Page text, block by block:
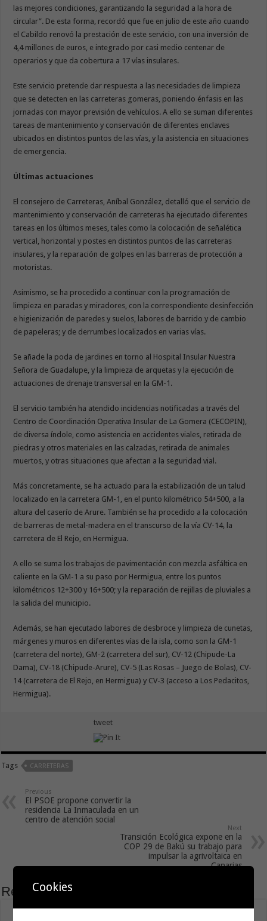
las mejores condiciones, garantizando la seguridad a la hora de
circular”. De esta forma, recordó que fue en julio de este año cuando
el Cabildo renovó la prestación de este servicio, con una inversión de
4,4 millones de euros, e integrado por casi medio centenar de
operarios y que da cobertura a 17 vías insulares.
Este servicio pretende dar respuesta a las necesidades de limpieza
que se detecten en las carreteras gomeras, poniendo énfasis en las
jornadas con mayor previsión de vehículos. A ello se suman diferentes
tareas de mantenimiento y conservación de diferentes enclaves
ubicados en distintos puntos de las vías, y la asistencia en situaciones
de emergencia.
Últimas actuaciones
El consejero de Carreteras, Aníbal González, detalló que el servicio de
mantenimiento y conservación de carreteras ha ejecutado diferentes
tareas en los últimos meses, tales como la colocación de señalética
vertical, horizontal y postes en distintos puntos de las carreteras
insulares, y la reparación de golpes en las barreras de protección a
motoristas.
Asimismo, se ha procedido a continuar con la programación de
limpieza en paradas y miradores, con la correspondiente desinfección
e higienización de paredes y suelos, labores de barrido y de cambio
de papeleras; y de derrumbes localizados en varias vías.
Se añade la poda de jardines en torno al Hospital Insular Nuestra
Señora de Guadalupe, y la limpieza de arquetas y la ejecución de
actuaciones de drenaje transversal en la GM-1.
El servicio también ha atendido incidencias notificadas a través del
Centro de Coordinación Operativa Insular de La Gomera (CECOPIN),
de diversa índole, como asistencia en accidentes viales, retirada de
piedras y otros materiales en las calzadas, retirada de animales
muertos, y otras situaciones que afectan a la seguridad vial.
Más concretamente, se ha actuado para la estabilización de un talud
localizado en la carretera GM-1, en el punto kilométrico 54+500, a la
altura del caserío de Arure. También se ha procedido a la colocación
de barreras de metal-madera en el transcurso de la vía CV-14, la
carretera de El Rejo, en Hermigua.
A ello se suma los trabajos de pavimentación con mezcla asfáltica en
caliente en la GM-1 a su paso por Hermigua, entre los puntos
kilométricos 12+300 y 16+500; y la reparación de rejillas de pluviales a
la salida del municipio.
Además, se han ejecutado labores de desbroce y limpieza de cunetas,
márgenes y muros en diferentes vías de la isla, como son la GM-1
(carretera del norte), GM-2 (carretera del sur), CV-12 (Chipude-La
Dama), CV-18 (Chipude-Arure), CV-5 (Las Rosas – Juego de Bolas), CV-
14 (carretera de El Rejo, en Hermigua) y CV-3 (acceso a Los Pedacitos,
Hermigua).
tweet
Tags CARRETERAS
Previous
El PSOE propone convertir la
residencia La Inmaculada en un
centro de atención social
Next
Transición Ecológica expone en la
COP 29 de Bakú su trabajo para
impulsar la agrivoltaica en
Canarias
Related Articles
Cookies